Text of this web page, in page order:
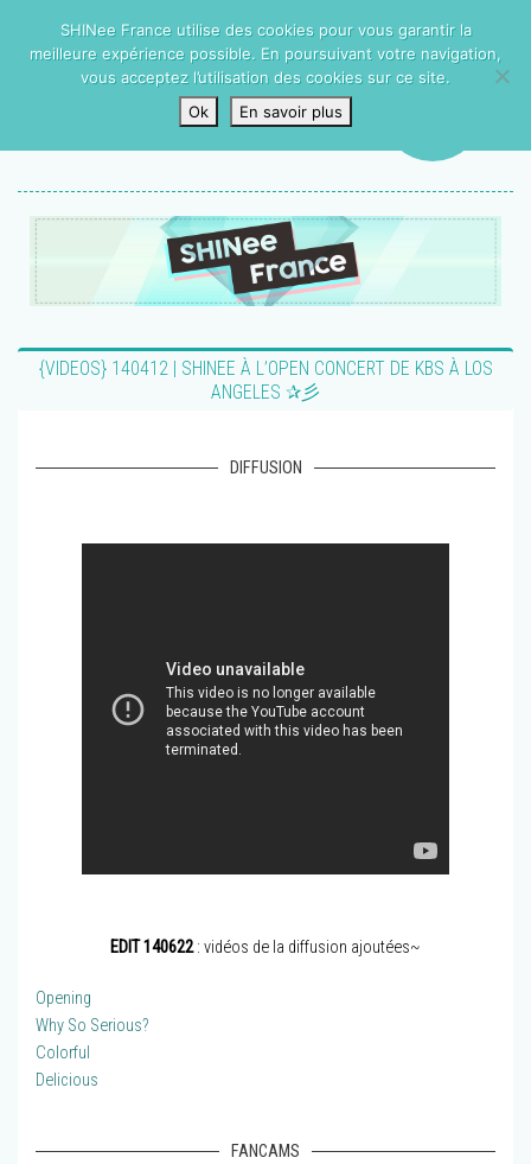
{VIDEOS} 140412 | SHINEE À L’OPEN CONCERT DE KBS À LOS
ANGELES ✰彡
DIFFUSION
EDIT 140622: vidéos de la diffusion ajoutées~
Opening
Why So Serious?
Colorful
Delicious
FANCAMS
SHINee France utilise des cookies pour vous garantir la
meilleure expérience possible. En poursuivant votre navigation,
vous acceptez l’utilisation des cookies sur ce site.
Ok
En savoir plus